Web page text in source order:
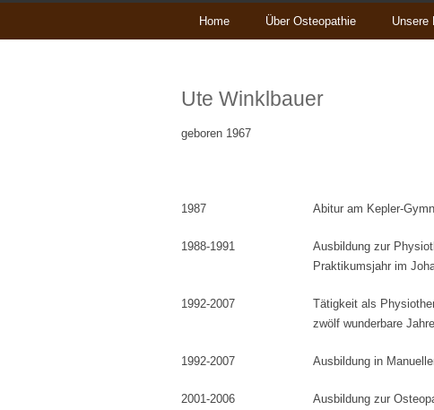
Home Über Osteopathie Unsere
Ute Winklbauer
geboren 1967
1987 Abitur am Kepler-
1988-1991
Ausbildung zur
Praktikumsjahr im
1992-2007
Tätigkeit als
zwölf wunderbare
1992-2007 Ausbildung in
2001-2006 Ausbildung zur